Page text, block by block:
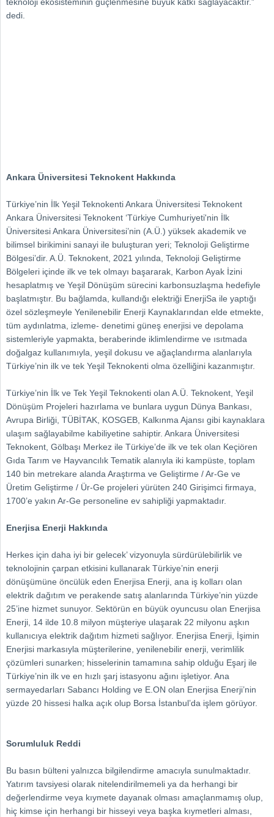
dedi.
Ankara Üniversitesi Teknokent Hakkında
Türkiye’nin İlk Yeşil Teknokenti Ankara Üniversitesi Teknokent
Ankara Üniversitesi Teknokent ‘Türkiye Cumhuriyeti'nin İlk
Üniversitesi Ankara Üniversitesi’nin (A.Ü.) yüksek akademik ve
bilimsel birikimini sanayi ile buluşturan yeri; Teknoloji Geliştirme
Bölgesi’dir. A.Ü. Teknokent, 2021 yılında, Teknoloji Geliştirme
Bölgeleri içinde ilk ve tek olmayı başararak, Karbon Ayak İzini
hesaplatmış ve Yeşil Dönüşüm sürecini karbonsuzlaşma hedefiyle
başlatmıştır. Bu bağlamda, kullandığı elektriği EnerjiSa ile yaptığı
özel sözleşmeyle Yenilenebilir Enerji Kaynaklarından elde etmekte,
tüm aydınlatma, izleme- denetimi güneş enerjisi ve depolama
sistemleriyle yapmakta, beraberinde iklimlendirme ve ısıtmada
doğalgaz kullanımıyla, yeşil dokusu ve ağaçlandırma alanlarıyla
Türkiye’nin ilk ve tek Yeşil Teknokenti olma özelliğini kazanmıştır.
Türkiye’nin İlk ve Tek Yeşil Teknokenti olan A.Ü. Teknokent, Yeşil
Dönüşüm Projeleri hazırlama ve bunlara uygun Dünya Bankası,
Avrupa Birliği, TÜBİTAK, KOSGEB, Kalkınma Ajansı gibi kaynaklara
ulaşım sağlayabilme kabiliyetine sahiptir. Ankara Üniversitesi
Teknokent, Gölbaşı Merkez ile Türkiye’de ilk ve tek olan Keçiören
Gıda Tarım ve Hayvancılık Tematik alanıyla iki kampüste, toplam
140 bin metrekare alanda Araştırma ve Geliştirme / Ar-Ge ve
Üretim Geliştirme / Ür-Ge projeleri yürüten 240 Girişimci firmaya,
1700’e yakın Ar-Ge personeline ev sahipliği yapmaktadır.
Enerjisa Enerji Hakkında
Herkes için daha iyi bir gelecek’ vizyonuyla sürdürülebilirlik ve
teknolojinin çarpan etkisini kullanarak Türkiye’nin enerji
dönüşümüne öncülük eden Enerjisa Enerji, ana iş kolları olan
elektrik dağıtım ve perakende satış alanlarında Türkiye’nin yüzde
25’ine hizmet sunuyor. Sektörün en büyük oyuncusu olan Enerjisa
Enerji, 14 ilde 10.8 milyon müşteriye ulaşarak 22 milyonu aşkın
kullanıcıya elektrik dağıtım hizmeti sağlıyor. Enerjisa Enerji, İşimin
Enerjisi markasıyla müşterilerine, yenilenebilir enerji, verimlilik
çözümleri sunarken; hisselerinin tamamına sahip olduğu Eşarj ile
Türkiye’nin ilk ve en hızlı şarj istasyonu ağını işletiyor. Ana
sermayedarları Sabancı Holding ve E.ON olan Enerjisa Enerji’nin
yüzde 20 hissesi halka açık olup Borsa İstanbul’da işlem görüyor.
Sorumluluk Reddi
Bu basın bülteni yalnızca bilgilendirme amacıyla sunulmaktadır.
Yatırım tavsiyesi olarak nitelendirilmemeli ya da herhangi bir
değerlendirme veya kıymete dayanak olması amaçlanmamış olup,
hiç kimse için herhangi bir hisseyi veya başka kıymetleri alması,